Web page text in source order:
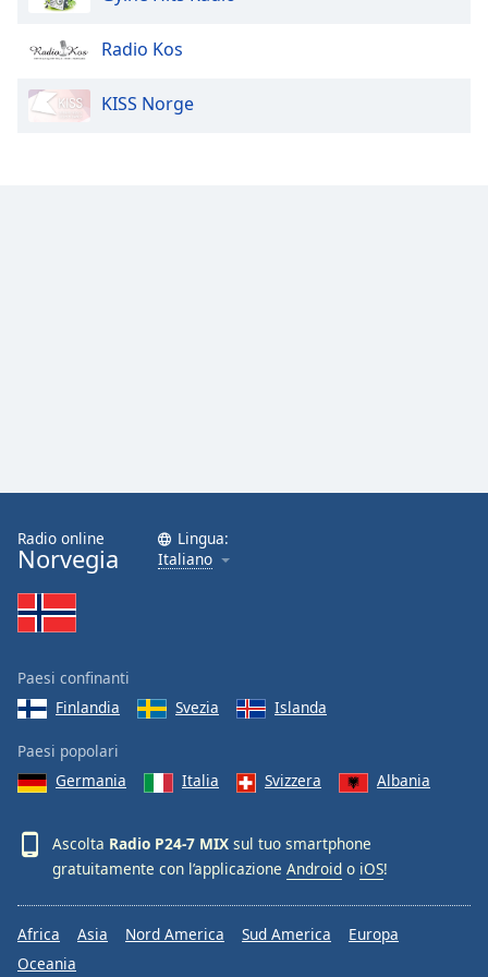
Opacity
Caption
Family
Reset
Done
Dialog
End
dialog
window.
Radio Kos
KISS Norge
Radio online
Norvegia
Lingua:
Italiano
Paesi confinanti
Finlandia
Svezia Islanda
Paesi popolari
Germania
Italia Svizzera Albania
Ascolta Radio P24-7 MIX sul tuo smartphone
gratuitamente con l’applicazione Android o iOS!
Africa Asia Nord America Sud America
Europa
Oceania